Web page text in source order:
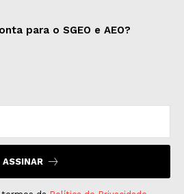
para o SGEO e AEO?
ASSINAR